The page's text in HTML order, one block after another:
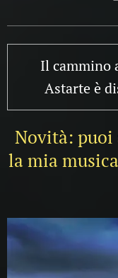
Il cammino
Astarte è
Novità:
la mia